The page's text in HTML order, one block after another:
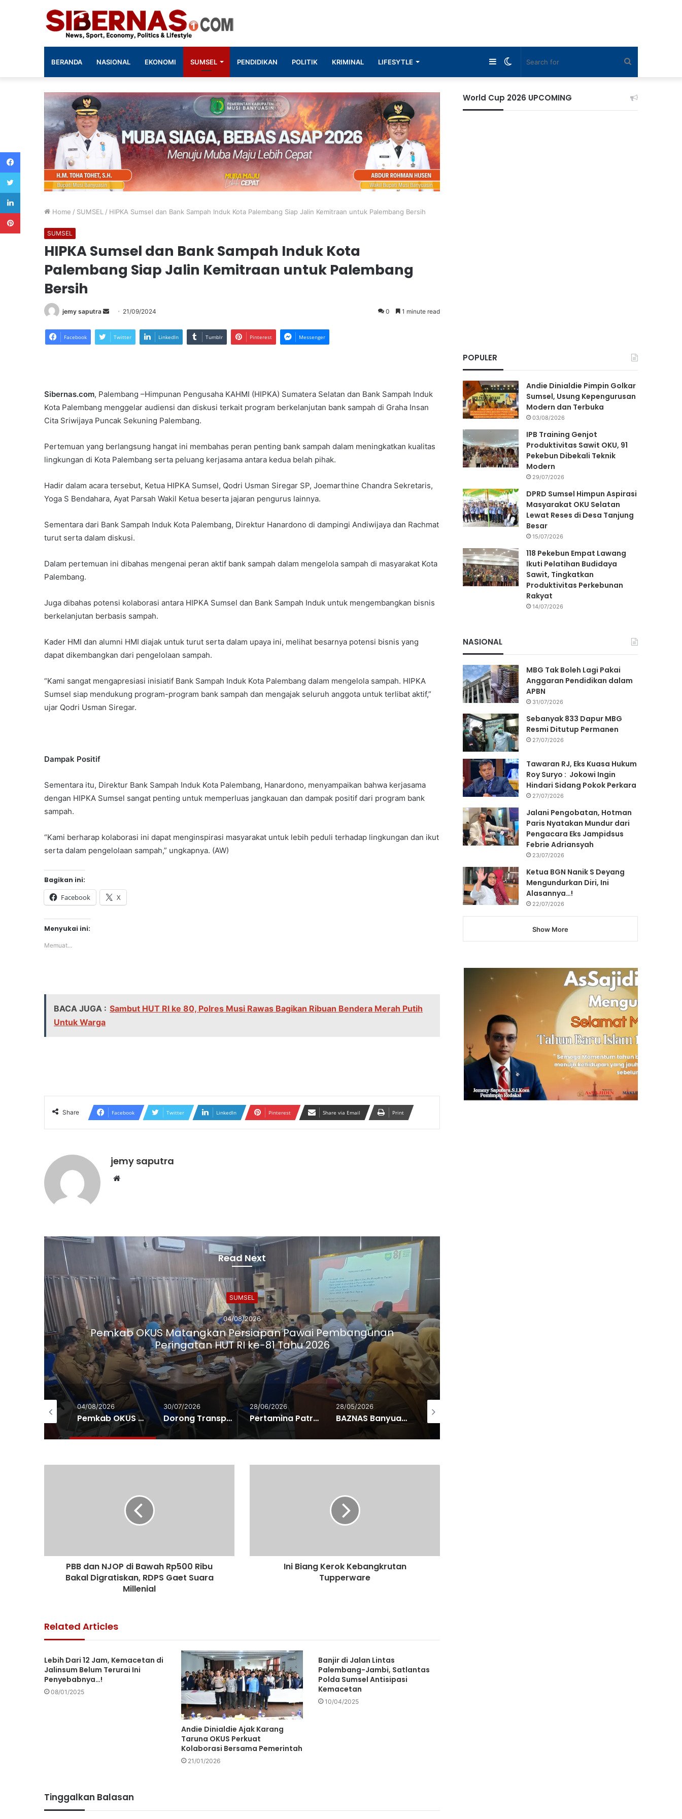
BERANDA NASIONAL EKONOMI SUMSEL PENDIDIKAN POLITIK KRIMINAL LIFESYTLE Switch
skin
Sidebar
Home / SUMSEL / HIPKA Sumsel dan Bank Sampah Induk Kota Palembang Siap Jalin Kemitraan untuk Palembang Bersih
SUMSEL
HIPKA Sumsel dan Bank Sampah Induk Kota
Palembang Siap Jalin Kemitraan untuk Palembang
Bersih
jemy saputra
Send
email
21/09/2024 0 1 minute read
Facebook Twitter LinkedIn Tumblr Pinterest Messenger
Sibernas.com, Palembang –Himpunan Pengusaha KAHMI (HIPKA) Sumatera Selatan dan Bank Sampah Induk
Kota Palembang menggelar audiensi dan diskusi terkait program berkelanjutan bank sampah di Graha Insan
Cita Sriwijaya Puncak Sekuning Palembang.
Pertemuan yang berlangsung hangat ini membahas peran penting bank sampah dalam meningkatkan kualitas
lingkungan di Kota Palembang serta peluang kerjasama antara kedua belah pihak.
Hadir dalam acara tersebut, Ketua HIPKA Sumsel, Qodri Usman Siregar SP, Joemarthine Chandra Sekretaris,
Yoga S Bendahara, Ayat Parsah Wakil Ketua beserta jajaran pengurus lainnya.
Sementara dari Bank Sampah Induk Kota Palembang, Direktur Hanardono di dampingi Andiwijaya dan Rachmat
turut serta dalam diskusi.
Dalam pertemuan ini dibahas mengenai peran aktif bank sampah dalam mengelola sampah di masyarakat Kota
Palembang.
Juga dibahas potensi kolaborasi antara HIPKA Sumsel dan Bank Sampah Induk untuk mengembangkan bisnis
berkelanjutan berbasis sampah.
Kader HMI dan alumni HMI diajak untuk turut serta dalam upaya ini, melihat besarnya potensi bisnis yang
dapat dikembangkan dari pengelolaan sampah.
“Kami sangat mengapresiasi inisiatif Bank Sampah Induk Kota Palembang dalam mengelola sampah. HIPKA
Sumsel siap mendukung program-program bank sampah dan mengajak seluruh anggota untuk terlibat aktif,”
ujar Qodri Usman Siregar.
Dampak Positif
Sementara itu, Direktur Bank Sampah Induk Kota Palembang, Hanardono, menyampaikan bahwa kerjasama
dengan HIPKA Sumsel sangat penting untuk memperluas jangkauan dan dampak positif dari program bank
sampah.
“Kami berharap kolaborasi ini dapat menginspirasi masyarakat untuk lebih peduli terhadap lingkungan dan ikut
serta dalam pengelolaan sampah,” ungkapnya. (AW)
Bagikan ini:
Facebook X
Menyukai ini:
Memuat...
BACA JUGA : Sambut HUT RI ke 80, Polres Musi Rawas Bagikan Ribuan Bendera Merah Putih
Untuk Warga
Share Facebook Twitter LinkedIn Pinterest Share via Email Print
jemy saputra
Website
Read Next
SUMSEL
04/08/2026
Pemkab OKUS Matangkan Persiapan Pawai Pembangunan
Peringatan HUT RI ke-81 Tahu 2026
04/08/2026
Pemkab OKUS Matangkan Persiapan Pawai Pembangunan Peringatan HUT RI ke-81 Tahu 2026
30/07/2026
Dorong Transparansi Anggaran, BPN Merangin dan BRI Bangko Teken PKS Penerbitan KKP
28/06/2026
Pertamina Patra Niaga Kilang Plaju Perkuat Nilai AKHLAK dan Etos Kerja di Tahun Baru Islam 1448 H
28/05/2026
BAZNAS Banyuasin Salurkan Daging Kurban kepada 360 Penerima Manfaat melalui Program Kurban Berkah Berdayakan Desa
PBB dan NJOP di Bawah Rp500 Ribu
Bakal Digratiskan, RDPS Gaet Suara
Millenial
Ini Biang Kerok Kebangkrutan
Tupperware
Related Articles
Lebih Dari 12 Jam, Kemacetan di
Jalinsum Belum Terurai Ini
Penyebabnya…!
08/01/2025
Andie Dinialdie Ajak Karang
Taruna OKUS Perkuat
Kolaborasi Bersama Pemerintah
21/01/2026
Banjir di Jalan Lintas
Palembang-Jambi, Satlantas
Polda Sumsel Antisipasi
Kemacetan
10/04/2025
Tinggalkan Balasan
World Cup 2026 UPCOMING
POPULER
Andie Dinialdie Pimpin Golkar
Sumsel, Usung Kepengurusan
Modern dan Terbuka
03/08/2026
IPB Training Genjot
Produktivitas Sawit OKU, 91
Pekebun Dibekali Teknik
Modern
29/07/2026
DPRD Sumsel Himpun Aspirasi
Masyarakat OKU Selatan
Lewat Reses di Desa Tanjung
Besar
15/07/2026
118 Pekebun Empat Lawang
Ikuti Pelatihan Budidaya
Sawit, Tingkatkan
Produktivitas Perkebunan
Rakyat
14/07/2026
NASIONAL
MBG Tak Boleh Lagi Pakai
Anggaran Pendidikan dalam
APBN
31/07/2026
Sebanyak 833 Dapur MBG
Resmi Ditutup Permanen
27/07/2026
Tawaran RJ, Eks Kuasa Hukum
Roy Suryo : Jokowi Ingin
Hindari Sidang Pokok Perkara
27/07/2026
Jalani Pengobatan, Hotman
Paris Nyatakan Mundur dari
Pengacara Eks Jampidsus
Febrie Adriansyah
23/07/2026
Ketua BGN Nanik S Deyang
Mengundurkan Diri, Ini
Alasannya…!
22/07/2026
Show More
Facebook
Twitter
LinkedIn
Pinterest